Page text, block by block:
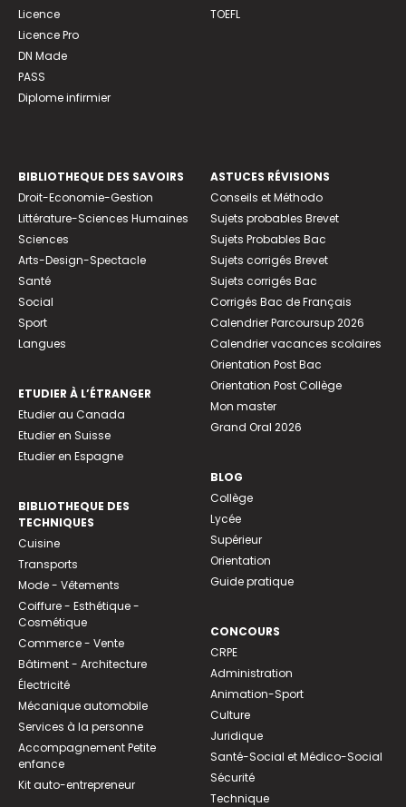
Licence
Licence Pro
DN Made
PASS
Diplome infirmier
TOEFL
BIBLIOTHEQUE DES SAVOIRS
Droit-Economie-Gestion
Littérature-Sciences Humaines
Sciences
Arts-Design-Spectacle
Santé
Social
Sport
Langues
ETUDIER À L’ÉTRANGER
Etudier au Canada
Etudier en Suisse
Etudier en Espagne
BIBLIOTHEQUE DES
TECHNIQUES
Cuisine
Transports
Mode - Vêtements
Coiffure - Esthétique -
Cosmétique
Commerce - Vente
Bâtiment - Architecture
Électricité
Mécanique automobile
Services à la personne
Accompagnement Petite
enfance
Kit auto-entrepreneur
ASTUCES RÉVISIONS
Conseils et Méthodo
Sujets probables Brevet
Sujets Probables Bac
Sujets corrigés Brevet
Sujets corrigés Bac
Corrigés Bac de Français
Calendrier Parcoursup 2026
Calendrier vacances scolaires
Orientation Post Bac
Orientation Post Collège
Mon master
Grand Oral 2026
BLOG
Collège
Lycée
Supérieur
Orientation
Guide pratique
CONCOURS
CRPE
Administration
Animation-Sport
Culture
Juridique
Santé-Social et Médico-Social
Sécurité
Technique